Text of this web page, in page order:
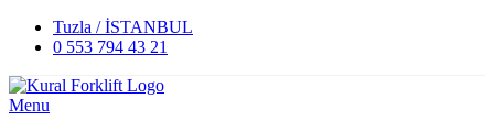
Tuzla / İSTANBUL
0 553 794 43 21
Menu